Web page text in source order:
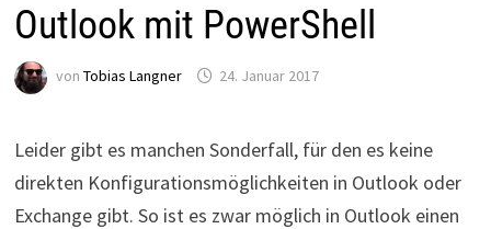
Outlook mit PowerShell
von Tobias Langner 24. Januar 2017
Leider gibt es manchen Sonderfall, für den es keine
direkten Konfigurationsmöglichkeiten in Outlook oder
Exchange gibt. So ist es zwar möglich in Outlook einen